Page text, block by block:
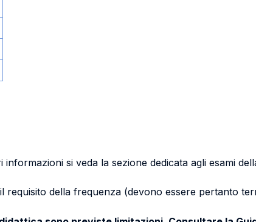
si veda la sezione dedicata agli esami
della frequenza (devono essere pertanto